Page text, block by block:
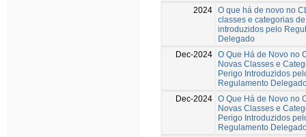
2024 O que há de novo no
classes e categorias
introduzidos pelo
Delegado
Dec-2024 O Que Há de Novo no
Novas Classes e
Perigo Introduzidos
Regulamento
Dec-2024 O Que Há de Novo no
Novas Classes e
Perigo Introduzidos
Regulamento